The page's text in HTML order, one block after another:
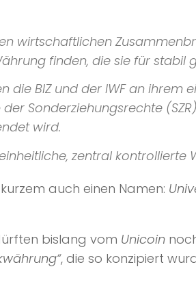
wirtschaftlichen
finden, die sie für stabil
die BIZ und der IWF an
Sonderziehungsrechte
wird.
zentral
auch einen Namen:
bislang vom Unicoin
, die so konzipiert